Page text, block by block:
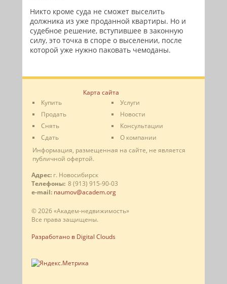
Никто кроме суда не сможет выселить
должника из уже проданной квартиры. Но и
судебное решение, вступившее в законную
силу, это точка в споре о выселении, после
которой уже нужно паковать чемоданы.
Карта сайта
Купить
Продать
Снять
Сдать
Услуги
Новости
Консультации
О компании
Информация, размещенная на сайте, не является
публичной офертой.
Адрес: г. Новосибирск
Телефоны: 8 (913) 915-90-03
e-mail: naumov@academ.org
© 2026 «Академ-недвижимость»
Все права защищены.
Разработано в Digital Clouds